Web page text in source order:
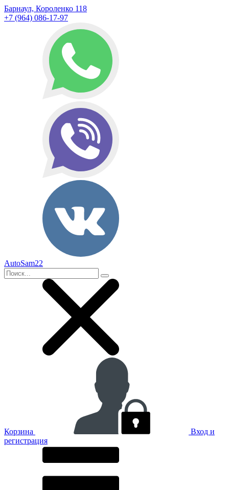
Барнаул, Короленко 118
+7 (964) 086-17-97
AutoSam22
Корзина
Вход и
регистрация